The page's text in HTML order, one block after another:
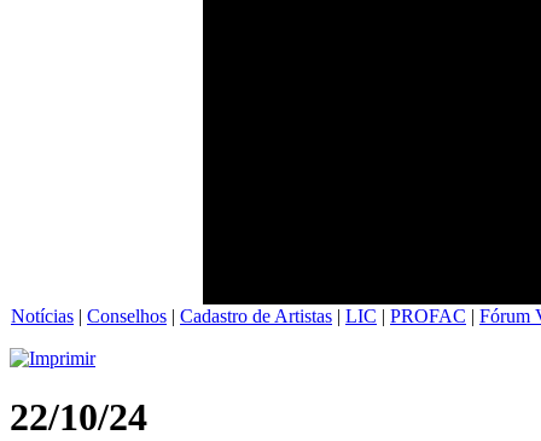
Notícias | Conselhos | Cadastro de Artistas | LIC | PROFAC | Fórum
22/10/24